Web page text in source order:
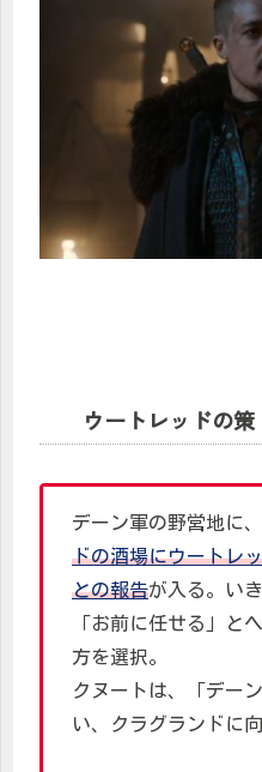
ウートレッドの策
デーン軍の野営地に、
ドの酒場にウートレ
との報告が入る。い
「お前に任せる」と
方を選択。
クヌートは、「デー
い、クラグランドに